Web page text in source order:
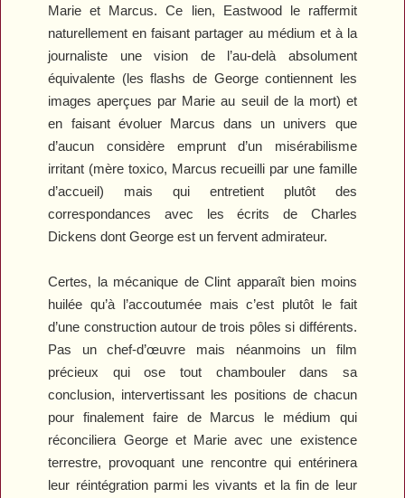
Marie et Marcus. Ce lien, Eastwood le raffermit
naturellement en faisant partager au médium et à la
journaliste une vision de l’au-delà absolument
équivalente (les flashs de George contiennent les
images aperçues par Marie au seuil de la mort) et
en faisant évoluer Marcus dans un univers que
d’aucun considère emprunt d’un misérabilisme
irritant (mère toxico, Marcus recueilli par une famille
d’accueil) mais qui entretient plutôt des
correspondances avec les écrits de Charles
Dickens dont George est un fervent admirateur.
Certes, la mécanique de Clint apparaît bien moins
huilée qu’à l’accoutumée mais c’est plutôt le fait
d’une construction autour de trois pôles si différents.
Pas un chef-d’œuvre mais néanmoins un film
précieux qui ose tout chambouler dans sa
conclusion, intervertissant les positions de chacun
pour finalement faire de Marcus le médium qui
réconciliera George et Marie avec une existence
terrestre, provoquant une rencontre qui entérinera
leur réintégration parmi les vivants et la fin de leur